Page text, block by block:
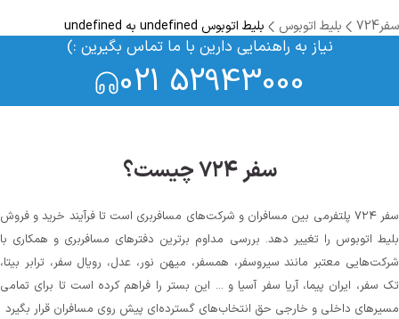
سفر724 بلیط اتوبوس بلیط اتوبوس undefined به undefined
نیاز به راهنمایی دارین با ما تماس بگیرین :)
021 52943000
سفر ۷۲۴ چیست؟
سفر ۷۲۴ پلتفرمی بین مسافران و شرکت‌های مسافربری است تا فرآیند خرید و فروش
بلیط اتوبوس را تغییر دهد. بررسی مداوم برترین دفترهای مسافربری و همکاری با
شرکت‌هایی معتبر مانند سیروسفر، همسفر، میهن‌ نور، عدل، رویال سفر، ترابر بیتا،
تک سفر، ایران پیما، آریا سفر آسیا و ... این بستر را فراهم کرده است تا برای تمامی
مسیرهای داخلی و خارجی حق انتخاب‌های گسترده‌ای پیش روی مسافران قرار بگیرد